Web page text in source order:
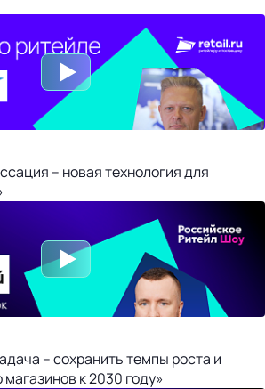
– новая технология для
– сохранить темпы роста и
к 2030 году»